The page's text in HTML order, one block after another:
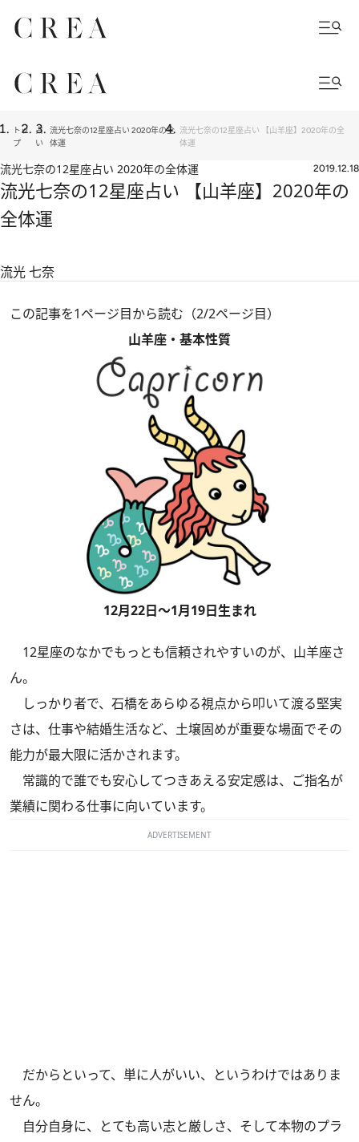
トッ
プ
占
い
流光七奈の12星座占い 2020年の全
体運
流光七奈の12星座占い 【山羊座】2020年の全
体運
流光七奈の12星座占い 2020年の全体運 2019.12.18
流光七奈の12星座占い 【山羊座】2020年の
全体運
流光 七奈
この記事を1ページ目から読む（2/2ページ目）
山羊座・基本性質
12月22日～1月19日生まれ
12星座のなかでもっとも信頼されやすいのが、山羊座さ
ん。
しっかり者で、石橋をあらゆる視点から叩いて渡る堅実
さは、仕事や結婚生活など、土壌固めが重要な場面でその
能力が最大限に活かされます。
常識的で誰でも安心してつきあえる安定感は、ご指名が
業績に関わる仕事に向いています。
ADVERTISEMENT
だからといって、単に人がいい、というわけではありま
せん。
自分自身に、とても高い志と厳しさ、そして本物のプラ